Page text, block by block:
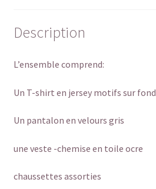
Description
L’ensemble comprend:
Un T-shirt en jersey motifs sur
Un pantalon en velours gris
une veste -chemise en toile ocre
chaussettes assorties